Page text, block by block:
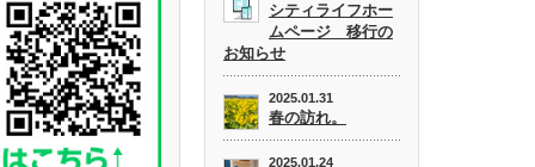
シティライフホー
ムページ 移行の
お知らせ
2025.01.31
春の訪れ。
2025.01.24